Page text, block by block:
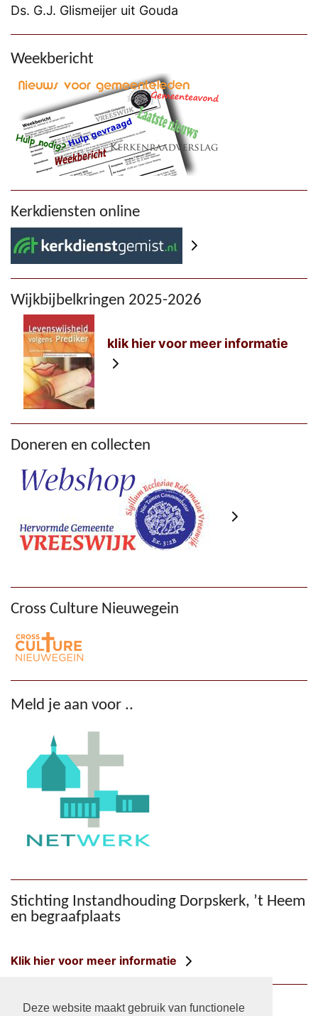
Deze website maakt gebruik van functionele
Ds. G.J. Glismeijer uit Gouda
Weekbericht
Kerkdiensten online
Wijkbijbelkringen 2025-2026
klik hier voor meer informatie
Doneren en collecten
Cross Culture Nieuwegein
Meld je aan voor ..
Stichting Instandhouding Dorpskerk, ’t Heem
en begraafplaats
Klik hier voor meer informatie
HGV-facebook